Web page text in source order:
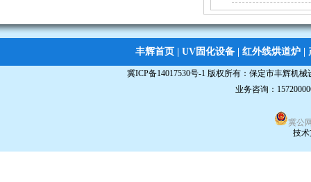
丰辉首页| UV固化设备| 红外线烘道炉|
冀ICP备14017530号-1版权所有： 保定市丰辉机械
业务咨询：
冀公
技